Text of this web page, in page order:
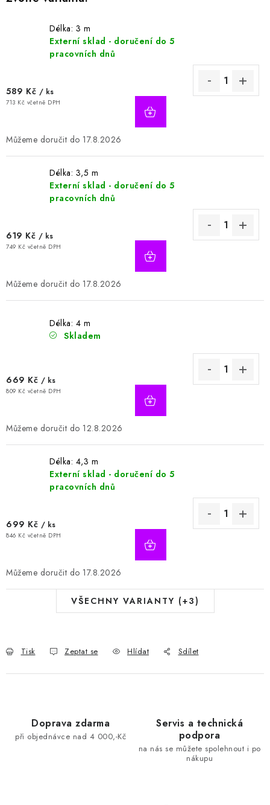
Délka: 3 m
Externí sklad - doručení do 5
pracovních dnů
589 Kč / ks
713 Kč včetně DPH
17.8.2026
Délka: 3,5 m
Externí sklad - doručení do 5
pracovních dnů
619 Kč / ks
749 Kč včetně DPH
17.8.2026
Délka: 4 m
Skladem
669 Kč / ks
809 Kč včetně DPH
12.8.2026
Délka: 4,3 m
Externí sklad - doručení do 5
pracovních dnů
699 Kč / ks
846 Kč včetně DPH
17.8.2026
VŠECHNY VARIANTY (+3)
Tisk Zeptat se Hlídat Sdílet
Doprava zdarma
při objednávce nad 4 000,-Kč
Servis a technická
podpora
na nás se můžete spolehnout i po
nákupu